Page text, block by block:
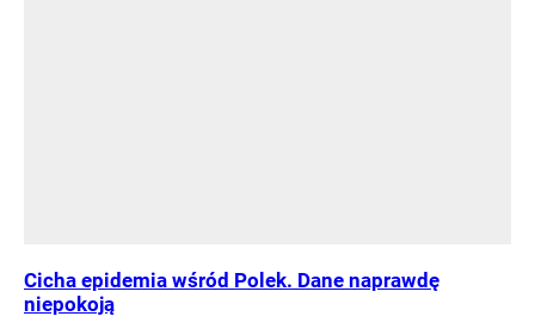
Cicha epidemia wśród Polek. Dane naprawdę
niepokoją